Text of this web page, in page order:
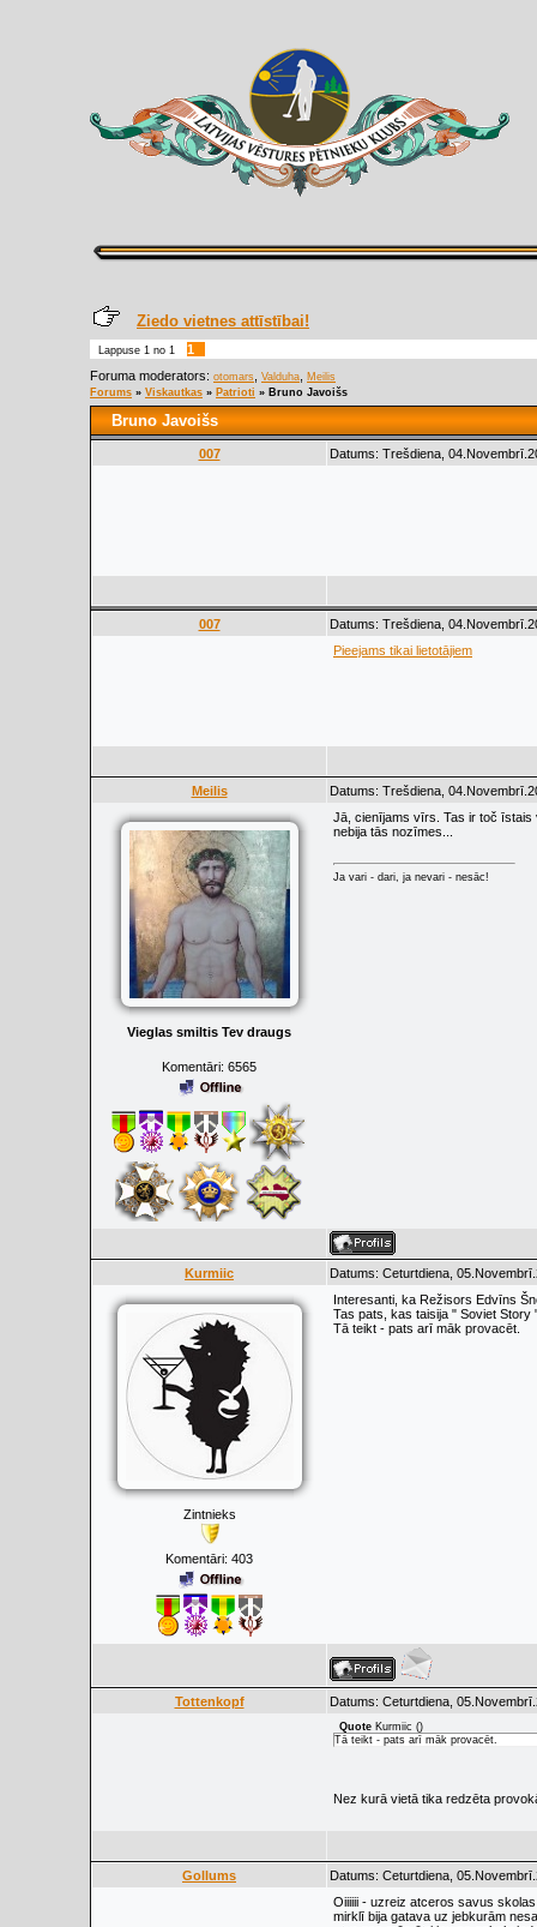
Ziedo vietnes attīstībai!
Lappuse 1 no 1
1
Foruma moderators: otomars Valduha
Meilis
Forums » Viskautkas » Patrioti » Bruno Javoišs
Bruno Javoišs
007 Datums: Trešdiena,
007
Datums: Trešdiena,
Pieejams tikai lietotājiem
Meilis Datums: Trešdiena,
Vieglas smiltis Tev draugs
Komentāri: 6565
Jā, cienījams vīrs. Tas ir toč īstais
nebija tās nozīmes...
Ja vari - dari, ja nevari - nesāc!
Kurmiic Datums: Ceturtdiena,
Zintnieks
Komentāri: 403
Interesanti, ka Režisors Edvīns
Tas pats, kas taisija " Soviet Story
Tā teikt - pats arī māk provacēt.
Tottenkopf Datums: Ceturtdiena,
Quote Kurmiic ()
Tā teikt - pats arī māk provacēt.
Nez kurā vietā tika redzēta
Gollums
Datums: Ceturtdiena,
Oiiiiii - uzreiz atceros savus
mirklī bija gatava uz jebkurām